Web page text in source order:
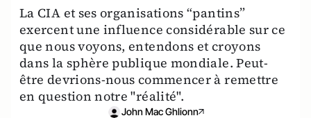
La CIA et ses organisations “pantins”
exercent une influence considérable sur ce
que nous voyons, entendons et croyons
dans la sphère publique mondiale. Peut-
être devrions-nous commencer à remettre
en question notre "réalité".
John Mac Ghlionn